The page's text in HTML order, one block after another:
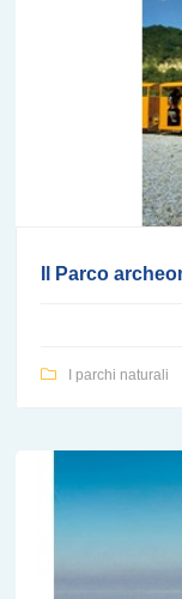
Il Parco
I parchi naturali